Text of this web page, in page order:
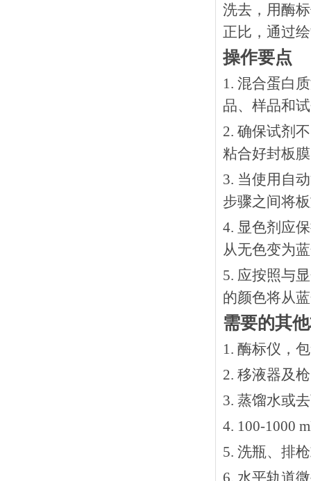
洗去，用酶
正比，通过
操作要点
1. 混合蛋白
品、样品和
2. 确保试剂
粘合好封板
3. 当使用自
步骤之间将
4. 显色剂应
从无色变为
5. 应按照与
的颜色将从
需要的其
1. 酶标仪，
2. 移液器及
3. 蒸馏水或
4. 100-1000
5. 洗瓶、排
6. 水平轨道